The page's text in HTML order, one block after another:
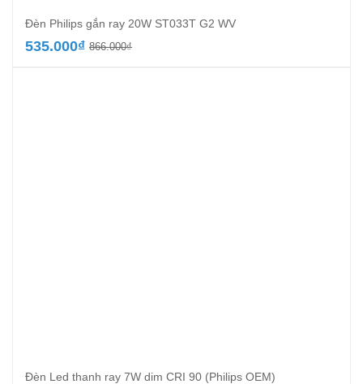
Đèn Philips gắn ray 20W ST033T G2 WV
866.000₫Giá
535.000₫
Giá
Đèn Led thanh ray 7W dim CRI 90 (Philips OEM)